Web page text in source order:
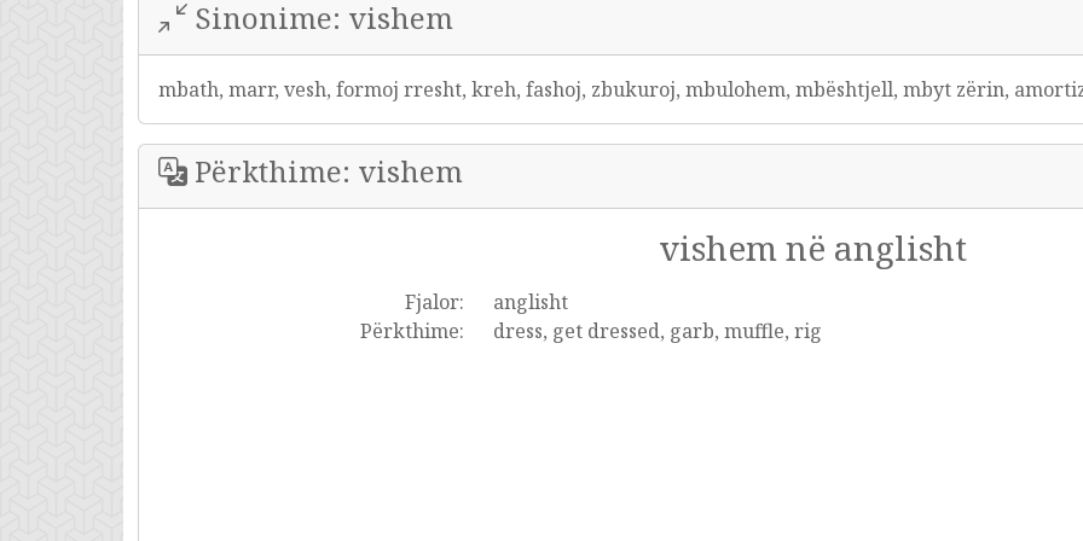
Sinonime: vishem
mbath, marr, vesh, formoj rresht, kreh, fashoj, zbukuroj, mbulohem, mbështjell, mbyt zërin,
Përkthime: vishem
vishem në anglisht
Fjalor:
anglisht
Përkthime:
dress, get dressed, garb, muffle, rig